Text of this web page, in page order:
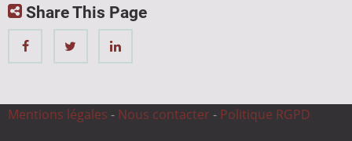
Share This Page
Mentions légales - Nous contacter - Politique RGPD